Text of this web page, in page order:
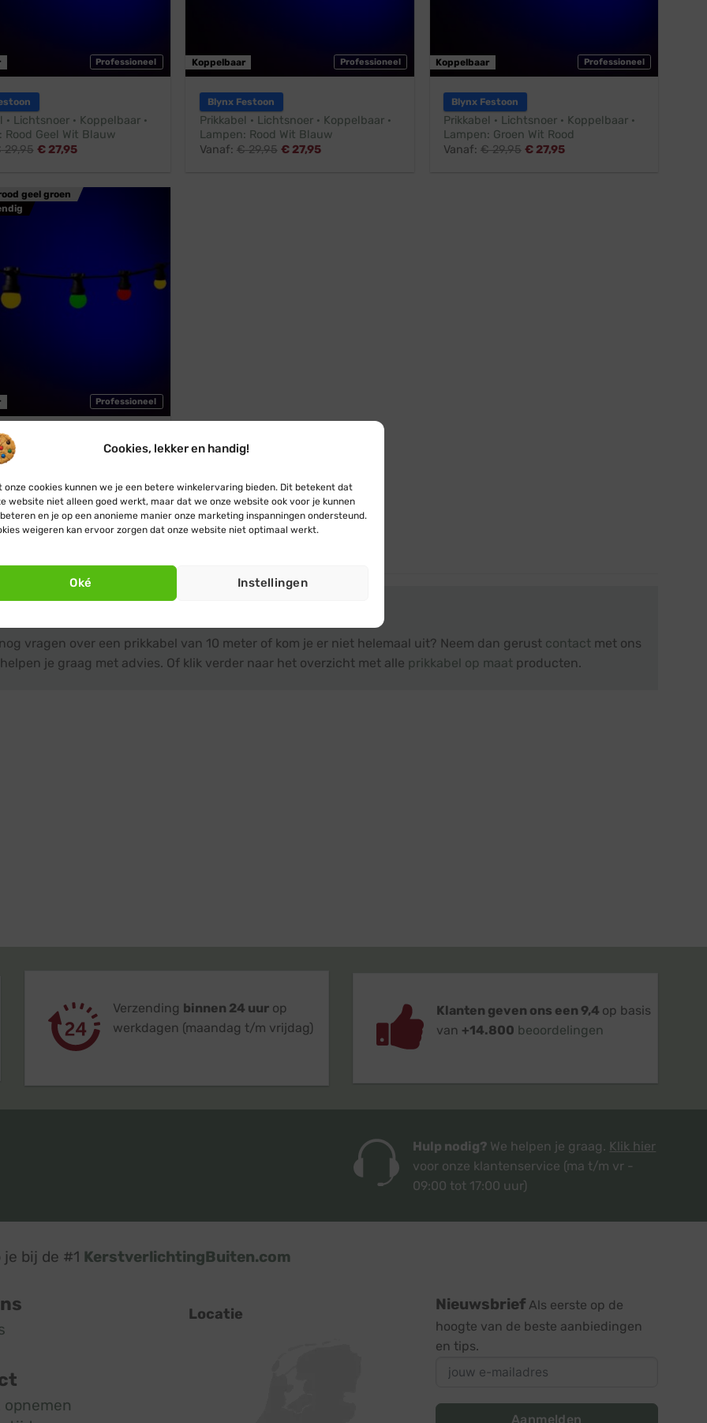
Cookies, lekker en handig!
onze cookies kunnen we je een betere winkelervaring bieden. Dit betekent dat
website niet alleen goed werkt, maar dat we onze website ook voor je kunnen
en je op een anonieme manier onze marketing inspanningen ondersteund.
weigeren kan ervoor zorgen dat onze website niet optimaal werkt.
Oké Instellingen
Professioneel
· Lichtsnoer · Koppelbaar ·
Rood Geel Wit Blauw
29,95 €27,95
Professioneel
Koppelbaar
Blynx Festoon
Prikkabel · Lichtsnoer · Koppelbaar ·
Lampen: Rood Wit Blauw
Vanaf: €29,95 € 27,95
Professioneel
Koppelbaar
Blynx Festoon
Prikkabel · Lichtsnoer · Koppelbaar ·
Lampen: Groen Wit Rood
Vanaf: €29,95 € 27,95
geel groen
Professioneel
· Lichtsnoer · Koppelbaar ·
Geel Groen
29,95 €27,95
nodig?
vragen over een prikkabel van 10 meter of kom je er niet helemaal uit? Neem dan gerust contactmet ons
je graag met advies. Of klik verder naar het overzicht met alle prikkabel op maatproducten.
Verzending binnen 24 uurop
werkdagen (maandag t/m vrijdag)
Klanten geven ons een 9,4 op basis
van +14.800 beoordelingen
Hulp nodig? We helpen je graag. Klik hier
voor onze klantenservice (ma t/m vr -
09:00 tot 17:00 uur)
je bij de #1 KerstverlichtingBuiten.com
Locatie
Nieuwsbrief Als eerste op de
hoogte van de beste aanbiedingen
en tips.
Aanmelden